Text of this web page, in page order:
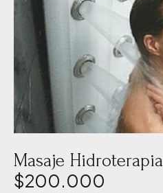
Masaje Hidroterapia
$200.000